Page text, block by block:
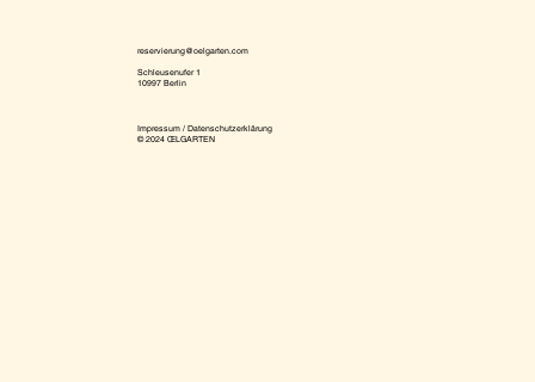
reservierung@oelgarten.com
Schleusenufer 1
10997 Berlin
Impressum / Datenschutzerklärung
© 2024 ŒLGARTEN